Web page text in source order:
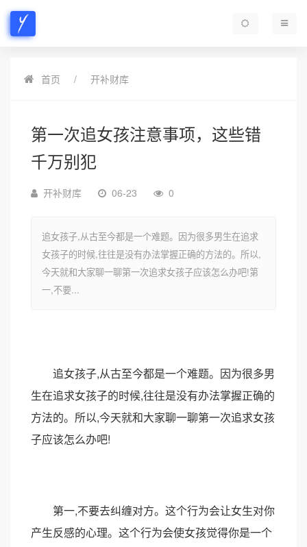
首页 开补财库
第一次追女孩注意事项，这些错
千万别犯
开补财库 06-23 0
追女孩子,从古至今都是一个难题。因为很多男生在追求
女孩子的时候,往往是没有办法掌握正确的方法的。所以,
今天就和大家聊一聊第一次追求女孩子应该怎么办吧!第
一,不要...
追女孩子,从古至今都是一个难题。因为很多男
生在追求女孩子的时候,往往是没有办法掌握正确的
方法的。所以,今天就和大家聊一聊第一次追求女孩
子应该怎么办吧!
第一,不要去纠缠对方。这个行为会让女生对你
产生反感的心理。这个行为会使女孩觉得你是一个